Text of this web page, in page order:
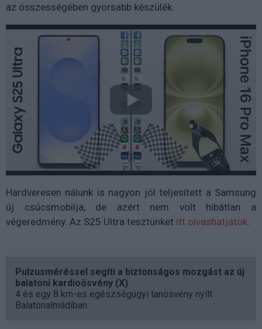
az összességében gyorsabb készülék.
Hardveresen nálunk is nagyon jól teljesített a Samsung
új csúcsmobilja, de azért nem volt hibátlan a
végeredmény. Az S25 Ultra tesztünket itt olvashatjátok
Pulzusméréssel segíti a biztonságos mozgást az új
balatoni kardioösvény (X)
4 és egy 8 km-es egészségügyi tanösvény nyílt
Balatonalmádiban.